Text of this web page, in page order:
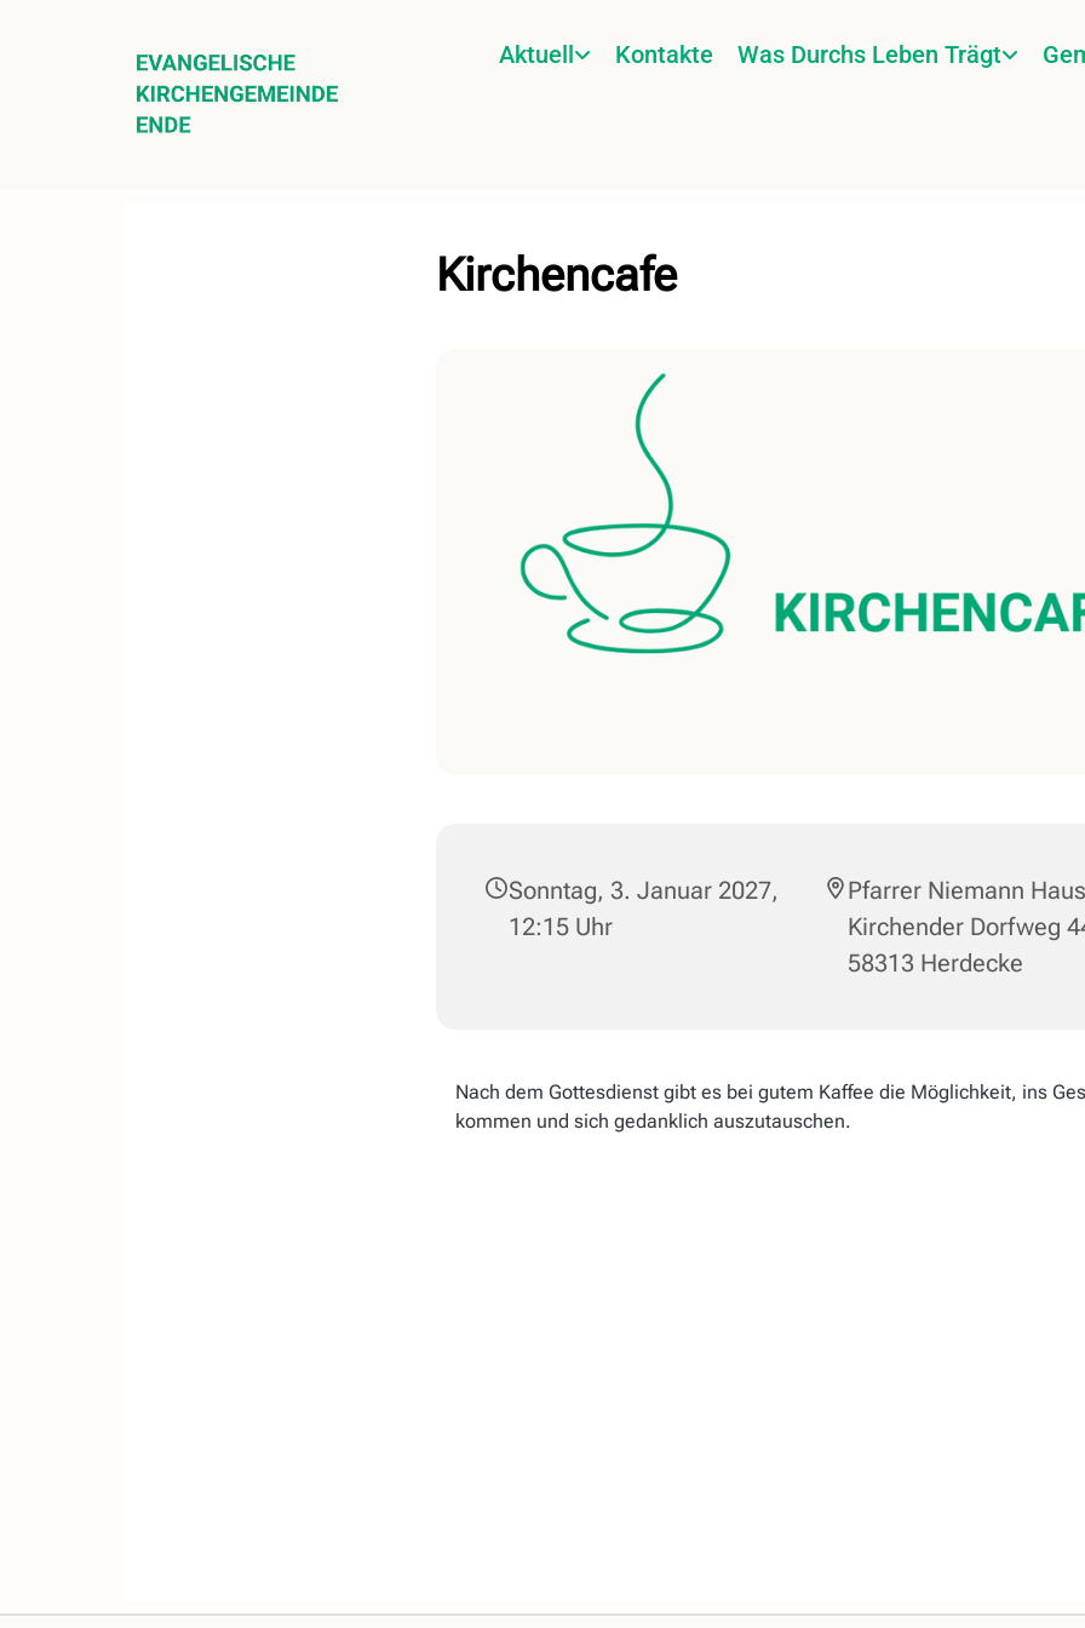
Aktuell Kontakte Was Durchs Leben Trägt
Kirchencafe
Sonntag, 3. Januar 2027,
12:15 Uhr
Pfarrer Niemann
Kirchender Dorfweg
58313 Herdecke
Nach dem Gottesdienst gibt es bei gutem Kaffee die Möglichkeit, ins
kommen und sich gedanklich auszutauschen.